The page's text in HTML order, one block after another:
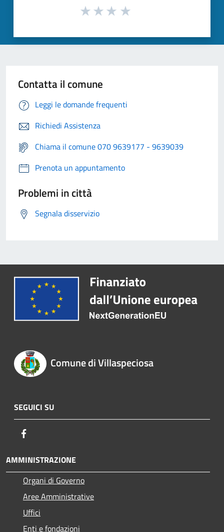
Contatta il comune
Leggi le domande frequenti
Richiedi Assistenza
Chiama il comune 070 9639177 - 9639039
Prenota un appuntamento
Problemi in città
Segnala disservizio
Comune di Villaspeciosa
SEGUICI SU
AMMINISTRAZIONE
Organi di Governo
Aree Amministrative
Uffici
Enti e fondazioni